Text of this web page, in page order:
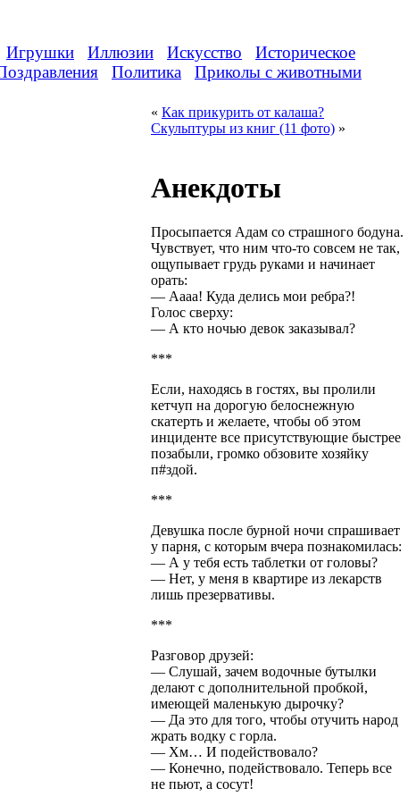
Игрушки Иллюзии Искусство
Историческое
Политика
Приколы с животными
« Как прикурить от калаша?
Скульптуры из книг (11 фото) »
Анекдоты
Просыпается Адам со страшного бодуна.
Чувствует, что ним что-то совсем не так,
ощупывает грудь руками и начинает
орать:
— Аааа! Куда делись мои ребра?!
Голос сверху:
— А кто ночью девок заказывал?
***
Если, находясь в гостях, вы пролили
кетчуп на дорогую белоснежную
скатерть и желаете, чтобы об этом
инциденте все присутствующие быстрее
позабыли, громко обзовите хозяйку
п#здой.
***
Девушка после бурной ночи спрашивает
у парня, с которым вчера познакомилась:
— А у тебя есть таблетки от головы?
— Нет, у меня в квартире из лекарств
лишь презервативы.
***
Разговор друзей:
— Слушай, зачем водочные бутылки
делают с дополнительной пробкой,
имеющей маленькую дырочку?
— Да это для того, чтобы отучить народ
жрать водку с горла.
— Хм… И подействовало?
— Конечно, подействовало. Теперь все
не пьют, а сосут!